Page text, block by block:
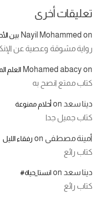
تعليقات أخرى
Nayil Mohammed on بين
رواية مشوقة وعصية عن
Mohamed abacyon العلم
كتاب ممتع انصح به
دينا سعد onأحلام ممنوعة
كتاب جميل جدا
أمينة مصطفى on رفقاء الليل
كتاب رائع
دينا سعد onانستا_حياة#
كتاب رائع